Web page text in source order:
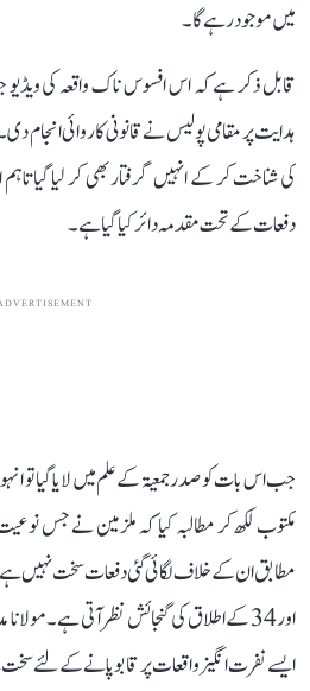
میں موجود رہے گا۔
قابل ذکر ہے کہ اس افسوس ناک واقعہ کی ویڈیو
ہدایت پر مقامی پولیس نے قانونی کاروائی
کی شناخت کر کے انہیں گرفتار بھی کر لیا گیا
دفعات کے تحت مقدمہ دائر کیا گیا ہے۔
جب اس بات کو صدر جمعیۃ کے علم میں لایا گیا تو
مکتوب لکھ کر مطالبہ کیا کہ ملزمین نے جس
اور 34 کے اطلاق کی گنجائش نظر آتی ہے۔
ایسے نفرت انگیز واقعات پر قابو پانے کے لئے